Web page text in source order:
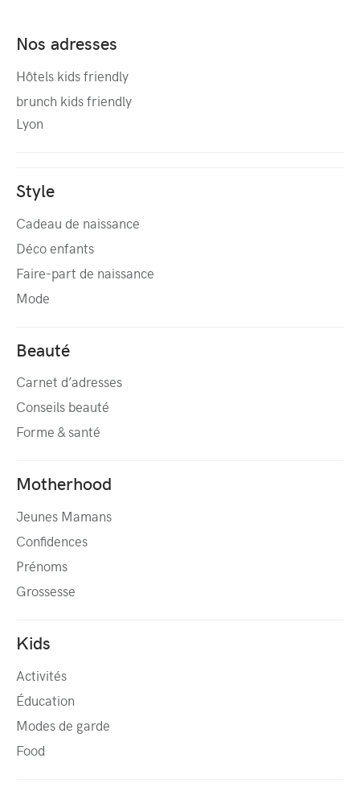
Nos adresses
Hôtels kids friendly
brunch kids friendly
Lyon
Style
Cadeau de naissance
Déco enfants
Faire-part de naissance
Mode
Beauté
Carnet d’adresses
Conseils beauté
Forme & santé
Motherhood
Jeunes Mamans
Confidences
Prénoms
Grossesse
Kids
Activités
Éducation
Modes de garde
Food